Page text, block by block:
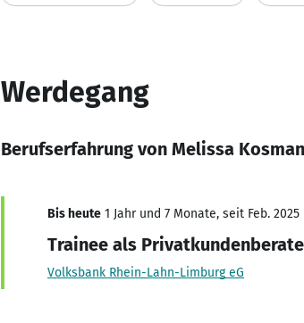
Werdegang
Berufserfahrung von Melissa
Bis heute 1 Jahr und 7 Monate, seit Feb. 2025
Trainee als
Volksbank Rhein-Lahn-Limburg eG